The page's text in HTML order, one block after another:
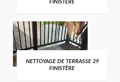
FINISTÈRE
NETTOYAGE DE TERRASSE 29
FINISTÈRE